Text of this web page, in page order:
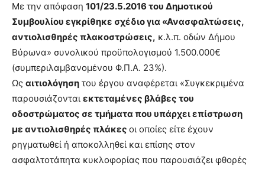
Με την απόφαση 101/23.5.2016 του Δημοτικού
Συμβουλίου εγκρίθηκε σχέδιο για «Ανασφαλτώσεις,
αντιολισθηρές πλακοστρώσεις, κ.λ.π. οδών Δήμου
Βύρωνα» συνολικού προϋπολογισμού 1.500.000€
(συμπεριλαμβανομένου Φ.Π.Α. 23%).
Ως αιτιολόγηση του έργου αναφέρεται «Συγκεκριμένα
παρουσιάζονται εκτεταμένες βλάβες του
οδοστρώματος σε τμήματα που υπάρχει επίστρωση
με αντιολισθηρές πλάκες οι οποίες είτε έχουν
ρηγματωθεί ή αποκολληθεί και επίσης στον
ασφαλτοτάπητα κυκλοφορίας που παρουσιάζει φθορές